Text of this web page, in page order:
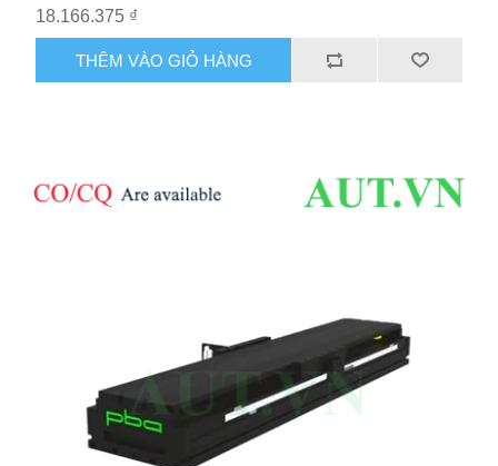
18.166.375 ₫
THÊM VÀO GIỎ HÀNG